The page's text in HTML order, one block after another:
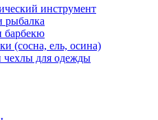
инструмент
рыбалка
барбекю
(сосна, ель, осина)
для одежды